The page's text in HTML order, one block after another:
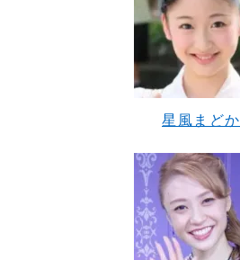
星風まどか